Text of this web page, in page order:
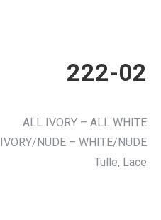
222-02
ALL IVORY – ALL WHITE
IVORY/NUDE – WHITE/NUDE
Tulle, Lace